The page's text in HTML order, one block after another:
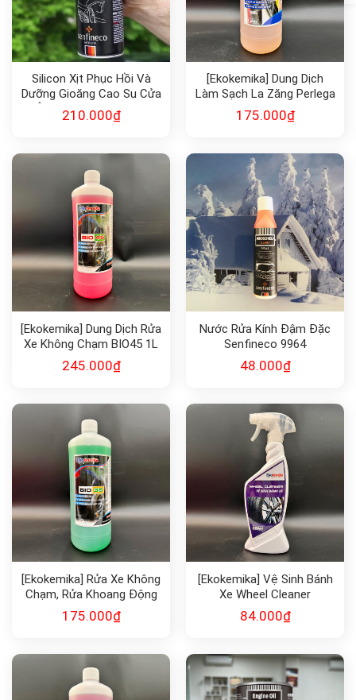
Silicon Xịt Phục Hồi Và
Dưỡng Gioăng Cao Su Cửa
Ô Tô Senfineco 9990
210.000₫
[Ekokemika] Dung Dịch
Làm Sạch La Zăng Perlega
1L
175.000₫
[Ekokemika] Dung Dịch Rửa
Xe Không Chạm BIO45 1L
245.000₫
Nước Rửa Kính Đậm Đặc
Senfineco 9964
48.000₫
[Ekokemika] Rửa Xe Không
Chạm, Rửa Khoang Động
Cơ BIO35 1L
175.000₫
[Ekokemika] Vệ Sinh Bánh
Xe Wheel Cleaner
84.000₫